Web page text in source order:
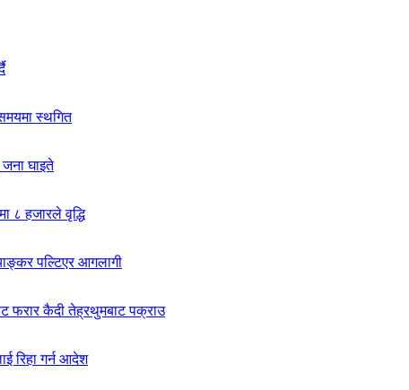
स्थगित
जना घाइते
८ हजारले वृद्धि
पल्टिएर आगलागी
फरार कैदी तेह्रथुमबाट पक्राउ
रिहा गर्न आदेश